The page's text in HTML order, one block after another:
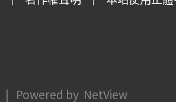
| Powered by NetView